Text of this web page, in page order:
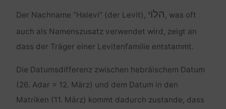
Der Nachname “Halevi” (der Levit), הלוי , was oft
auch als Namenszusatz verwendet wird, zeigt an
dass der Träger einer Levitenfamilie entstammt.
Die Datumsdifferenz zwischen hebräischem Datum
(26. Adar = 12. März) und dem Datum in den
Matriken (11. März) kommt dadurch zustande, dass